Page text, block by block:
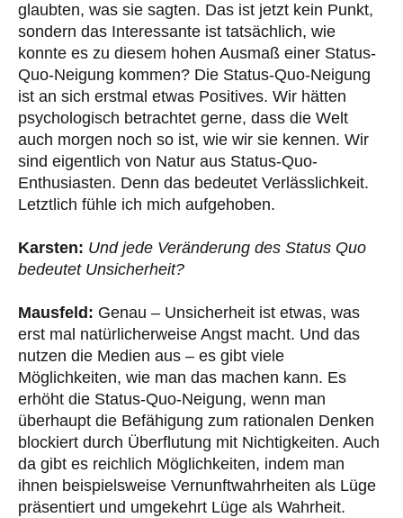
glaubten, was sie sagten. Das ist jetzt kein Punkt,
sondern das Interessante ist tatsächlich, wie
konnte es zu diesem hohen Ausmaß einer Status-
Quo-Neigung kommen? Die Status-Quo-Neigung
ist an sich erstmal etwas Positives. Wir hätten
psychologisch betrachtet gerne, dass die Welt
auch morgen noch so ist, wie wir sie kennen. Wir
sind eigentlich von Natur aus Status-Quo-
Enthusiasten. Denn das bedeutet Verlässlichkeit.
Letztlich fühle ich mich aufgehoben.
Karsten: Und jede Veränderung des Status Quo
bedeutet Unsicherheit?
Mausfeld: Genau – Unsicherheit ist etwas, was
erst mal natürlicherweise Angst macht. Und das
nutzen die Medien aus – es gibt viele
Möglichkeiten, wie man das machen kann. Es
erhöht die Status-Quo-Neigung, wenn man
überhaupt die Befähigung zum rationalen Denken
blockiert durch Überflutung mit Nichtigkeiten. Auch
da gibt es reichlich Möglichkeiten, indem man
ihnen beispielsweise Vernunftwahrheiten als Lüge
präsentiert und umgekehrt Lüge als Wahrheit.